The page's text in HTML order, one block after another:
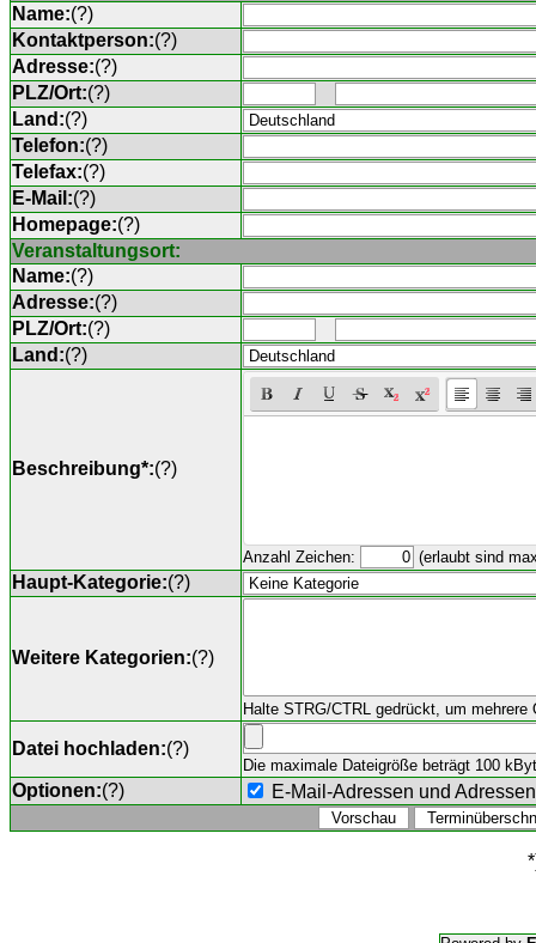
Name:(?)
Kontaktperson:(?)
Adresse:(?)
PLZ/Ort:(?)
Land:(?)
Telefon:(?)
Telefax:(?)
E-Mail:(?)
Homepage:(?)
Veranstaltungsort:
Name:(?)
Adresse:(?)
PLZ/Ort:(?)
Land:(?)
Beschreibung*:(?)
Anzahl Zeichen: (erlaubt sind
Haupt-Kategorie:(?)
Weitere Kategorien:(?)
Halte STRG/CTRL gedrückt, um mehrere
Datei hochladen:(?)
Die maximale Dateigröße beträgt 100
Optionen:(?) E-Mail-Adressen und